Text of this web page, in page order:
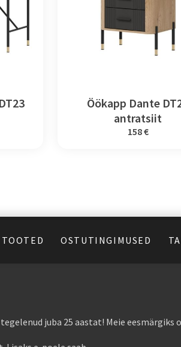
Öökapp Dante
antratsiit
158 €
OSTUTINGIMUSED
juba 25 aastat! Meie eesmärgiks